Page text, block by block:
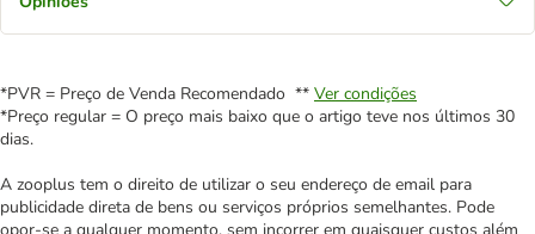
*PVR = Preço de Venda Recomendado ** Ver condições
*Preço regular = O preço mais baixo que o artigo teve nos últimos 30
dias.
A zooplus tem o direito de utilizar o seu endereço de email para
publicidade direta de bens ou serviços próprios semelhantes. Pode